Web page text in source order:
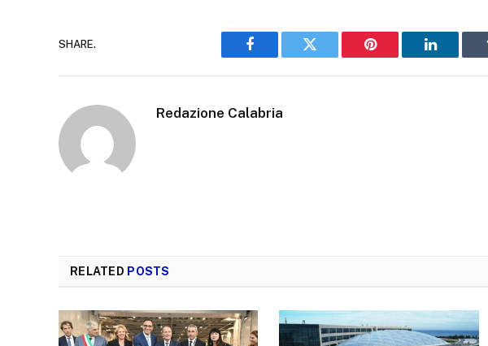
SHARE.
Facebook Twitter Pinterest LinkedIn
Redazione Calabria
RELATED POSTS